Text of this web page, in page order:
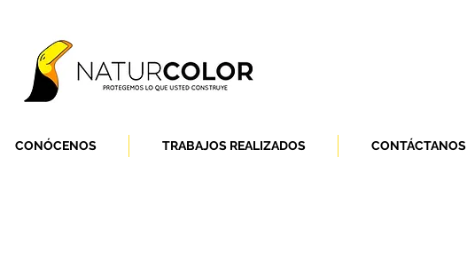
CONÓCENOS TRABAJOS REALIZADOS CONTÁCTANOS